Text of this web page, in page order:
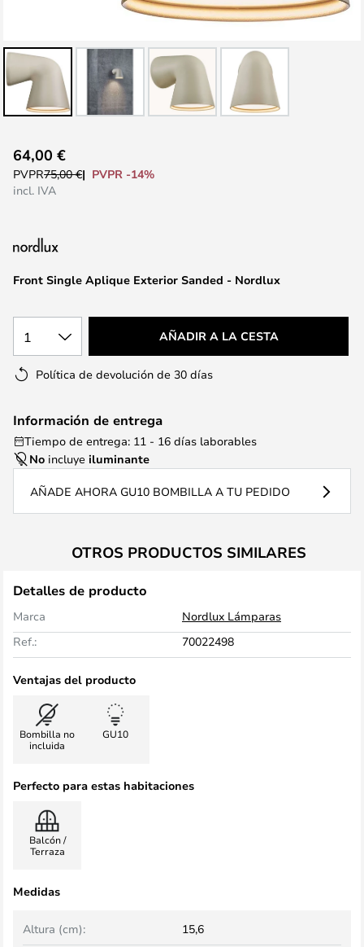
comienzo
galería
imágenes
Front Single Aplique Exterior Sanded - Nordlux
64,00 €
PVPR75,00 €
PVPR -14%
incl. IVA
1 AÑADIR A LA CESTA
Política de devolución de 30 días
Información de entrega
Tiempo de entrega: 11 - 16 días laborables
No incluye iluminante
AÑADE AHORA GU10 BOMBILLA A TU PEDIDO
OTROS PRODUCTOS SIMILARES
Detalles de producto
Marca
Nordlux Lámparas
Ref.:
70022498
Ventajas del producto
Bombilla no
incluida
GU10
Perfecto para estas habitaciones
Balcón /
Terraza
Medidas
Altura (cm):
15,6